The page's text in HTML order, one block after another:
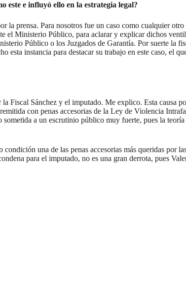
este e influyó ello en la estrategia legal?
prensa. Para nosotros fue un caso como cualquier otro
Ministerio Público, para aclarar y explicar dichos
Público o los Juzgados de Garantía. Por suerte la
instancia para destacar su trabajo en este caso, el
Fiscal Sánchez y el imputado. Me explico. Esta causa
con penas accesorias de la Ley de Violencia
a un escrutinio público muy fuerte, pues la
una de las penas accesorias más queridas por
para el imputado, no es una gran derrota, pues